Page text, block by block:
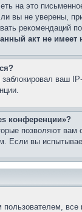
на это
вы не уверены,
рекомендаций
акт не
ваш
конференции»?
позволяют вам
Если вы
пользователем,